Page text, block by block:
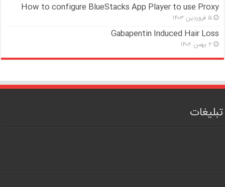
How to configure BlueStacks App Player to use Proxy
۵ فروردین ۱۴۰۳
Gabapentin Induced Hair Loss
۲ بهمن ۱۴۰۲
تبلیغات